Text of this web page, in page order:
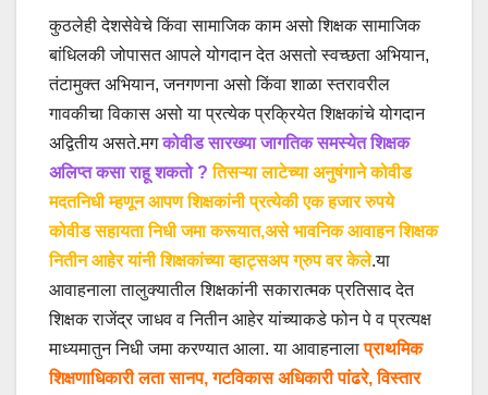
कुठलेही देशसेवेचे किंवा सामाजिक काम असो शिक्षक सामाजिक
बांधिलकी जोपासत आपले योगदान देत असतो स्वच्छता अभियान,
तंटामुक्त अभियान, जनगणना असो किंवा शाळा स्तरावरील
गावकीचा विकास असो या प्रत्येक प्रक्रियेत शिक्षकांचे योगदान
अद्वितीय असते.मगकोवीड सारख्या जागतिक समस्येत शिक्षक
अलिप्त कसा राहू शकतो ?तिसऱ्या लाटेच्या अनुषंगाने कोवीड
मदतनिधी म्हणून आपण शिक्षकांनी प्रत्येकी एक हजार रुपये
कोवीड सहायता निधी जमा करूयात,असे भावनिक आवाहन शिक्षक
नितीन आहेर यांनी शिक्षकांच्या व्हाट्सअप ग्रुप वर केले.या
आवाहनाला तालुक्यातील शिक्षकांनी सकारात्मक प्रतिसाद देत
शिक्षक राजेंद्र जाधव व नितीन आहेर यांच्याकडे फोन पे व प्रत्यक्ष
माध्यमातुन निधी जमा करण्यात आला. या आवाहनालाप्राथमिक
शिक्षणाधिकारी लता सानप, गटविकास अधिकारी पांढरे, विस्तार